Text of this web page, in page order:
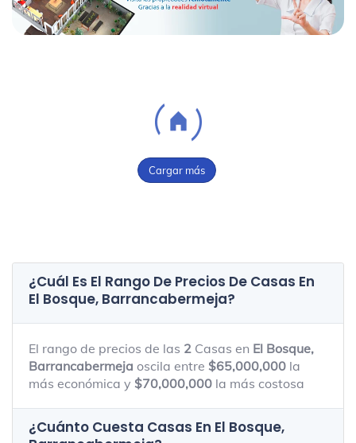
Cargar más
¿Cuál Es El Rango De Precios De Casas En
El Bosque, Barrancabermeja?
El rango de precios de las 2 Casas en El Bosque,
Barrancabermeja oscila entre $65,000,000 la
más económica y $70,000,000 la más costosa
¿Cuánto Cuesta Casas En El Bosque,